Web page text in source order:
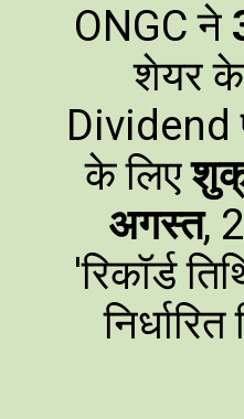
ONGC ने
शेयर
Dividend
के लिए
अगस्त,
'रिकॉर्ड